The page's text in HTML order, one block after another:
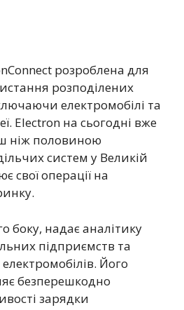
розроблена для
розподілених
електромобілі та
Electron на сьогодні вже
ніж половиною
систем у Великій
свої операції на
боку, надає аналітику
підприємств та
Його
безперешкодно
зарядки